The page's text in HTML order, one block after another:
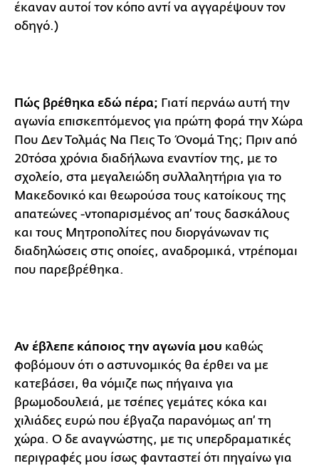
έκαναν αυτοί τον κόπο αντί να αγγαρέψουν τον
οδηγό.)
Πώς βρέθηκα εδώ πέρα; Γιατί περνάω αυτή την
αγωνία επισκεπτόμενος για πρώτη φορά την Χώρα
Που Δεν Τολμάς Να Πεις Το Όνομά Της; Πριν από
20τόσα χρόνια διαδήλωνα εναντίον της, με το
σχολείο, στα μεγαλειώδη συλλαλητήρια για το
Μακεδονικό και θεωρούσα τους κατοίκους της
απατεώνες -ντοπαρισμένος απ’ τους δασκάλους
και τους Μητροπολίτες που διοργάνωναν τις
διαδηλώσεις στις οποίες, αναδρομικά, ντρέπομαι
που παρεβρέθηκα.
Αν έβλεπε κάποιος την αγωνία μου καθώς
φοβόμουν ότι ο αστυνομικός θα έρθει να με
κατεβάσει, θα νόμιζε πως πήγαινα για
βρωμοδουλειά, με τσέπες γεμάτες κόκα και
χιλιάδες ευρώ που έβγαζα παρανόμως απ’ τη
χώρα. Ο δε αναγνώστης, με τις υπερδραματικές
περιγραφές μου ίσως φανταστεί ότι πηγαίνω για